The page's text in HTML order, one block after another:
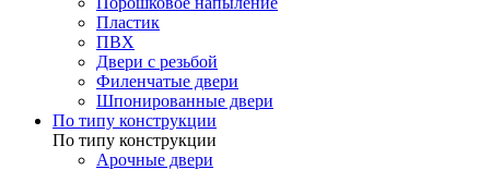
Пластик
ПВХ
Двери с резьбой
Филенчатые двери
Шпонированные двери
По типу конструкции
По типу конструкции
Арочные двери